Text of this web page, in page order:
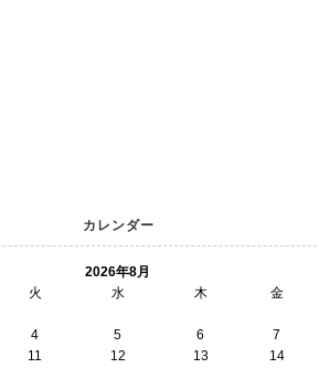
カレンダー
2026年8月
火 水 木 金
4 5 6 7
11 12 13 14